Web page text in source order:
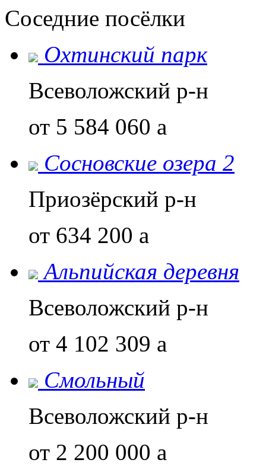
Соседние посёлки
Охтинский парк
Всеволожский р-н
от 5 584 060 a
Сосновские озера 2
Приозёрский р-н
от 634 200 a
Альпийская деревня
Всеволожский р-н
от 4 102 309 a
Смольный
Всеволожский р-н
от 2 200 000 a